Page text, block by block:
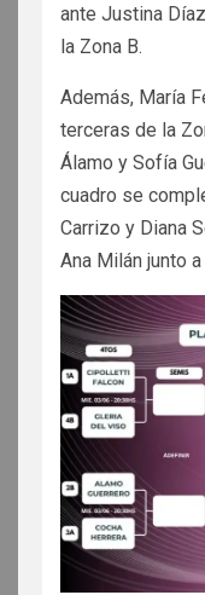
ante Justina
la Zona B.
Además, María
terceras de la
Álamo y Sofía
cuadro se
Carrizo y Diana
Ana Milán junto